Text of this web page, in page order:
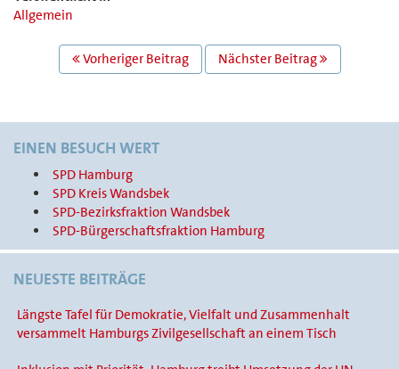
Allgemein
BEITRAGS
NAVIGATION
Vorheriger Beitrag Nächster Beitrag
EINEN BESUCH WERT
SPD Hamburg
SPD Kreis Wandsbek
SPD-Bezirksfraktion Wandsbek
SPD-Bürgerschaftsfraktion Hamburg
NEUESTE BEITRÄGE
Längste Tafel für Demokratie, Vielfalt und Zusammenhalt
versammelt Hamburgs Zivilgesellschaft an einem Tisch